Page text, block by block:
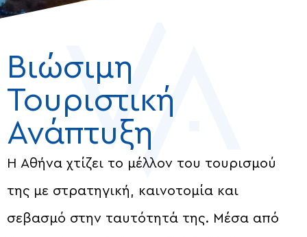
Βιώσιμη
Τουριστική
Ανάπτυξη
Η Αθήνα χτίζει το μέλλον του τουρισμού
της με στρατηγική, καινοτομία και
σεβασμό στην ταυτότητά της. Μέσα από